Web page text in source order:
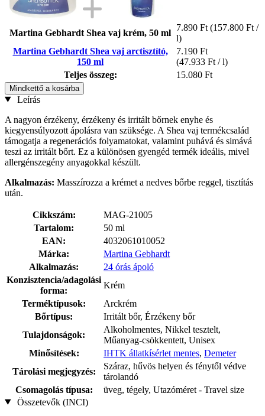
Martina Gebhardt Shea vaj krém, 50 ml
7.890 Ft (157.800 Ft /
l)
Martina Gebhardt Shea vaj arctisztító,
150 ml
7.190 Ft
(47.933 Ft / l)
Teljes összeg:
15.080 Ft
Mindkettő a kosárba
Leírás
A nagyon érzékeny, érzékeny és irritált bőrnek enyhe és
kiegyensúlyozott ápolásra van szüksége. A Shea vaj termékcsalád
támogatja a regenerációs folyamatokat, valamint puhává és simává
teszi az irritált bőrt. Ez a különösen gyengéd termék ideális, mivel
allergénszegény anyagokkal készült.
Alkalmazás: Masszírozza a krémet a nedves bőrbe reggel, tisztítás
után.
Cikkszám:
MAG-21005
Tartalom:
50 ml
EAN:
4032061010052
Márka:
Martina Gebhardt
Alkalmazás:
24 órás ápoló
Konzisztencia/adagolási
forma:
Krém
Terméktípusok:
Arckrém
Bőrtípus:
Irritált bőr, Érzékeny bőr
Tulajdonságok:
Alkoholmentes, Nikkel tesztelt,
Műanyag-csökkentett, Unisex
Minősítések:
IHTK állatkísérlet mentes, Demeter
Tárolási megjegyzés:
Száraz, hűvös helyen és fénytől védve
tárolandó
Csomagolás típusa:
üveg, tégely, Utazóméret - Travel size
Összetevők (INCI)